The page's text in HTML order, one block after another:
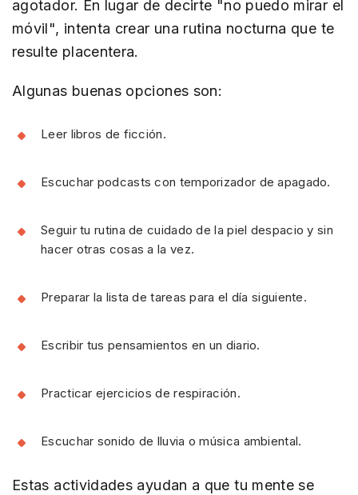
agotador. En lugar de decirte "no puedo mirar el
móvil", intenta crear una rutina nocturna que te
resulte placentera.
Algunas buenas opciones son:
Leer libros de ficción.
Escuchar podcasts con temporizador de apagado.
Seguir tu rutina de cuidado de la piel despacio y sin
hacer otras cosas a la vez.
Preparar la lista de tareas para el día siguiente.
Escribir tus pensamientos en un diario.
Practicar ejercicios de respiración.
Escuchar sonido de lluvia o música ambiental.
Estas actividades ayudan a que tu mente se